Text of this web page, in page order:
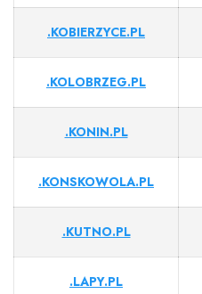
.KOBIERZYCE.PL
.KOLOBRZEG.PL
.KONIN.PL
.KONSKOWOLA.PL
.KUTNO.PL
.LAPY.PL